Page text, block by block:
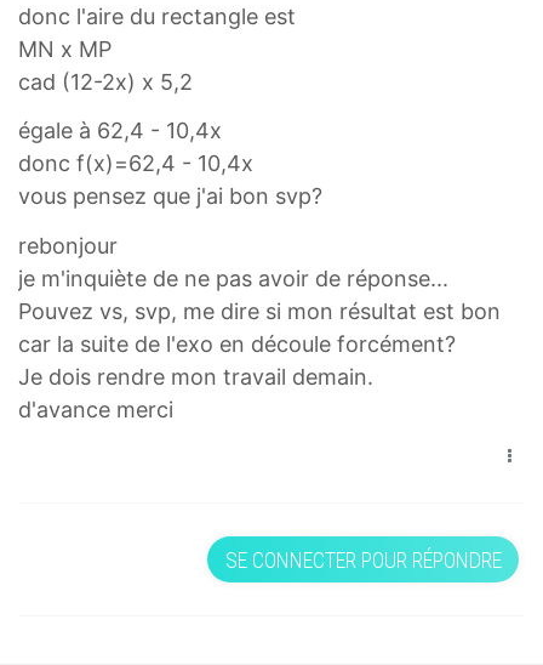
donc l'aire du rectangle est
MN x MP
cad (12-2x) x 5,2
égale à 62,4 - 10,4x
donc f(x)=62,4 - 10,4x
vous pensez que j'ai bon svp?
rebonjour
je m'inquiète de ne pas avoir de réponse...
Pouvez vs, svp, me dire si mon résultat est bon
car la suite de l'exo en découle forcément?
Je dois rendre mon travail demain.
d'avance merci
SE CONNECTER POUR RÉPONDRE